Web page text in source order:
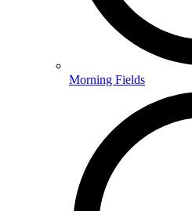
Morning Fields